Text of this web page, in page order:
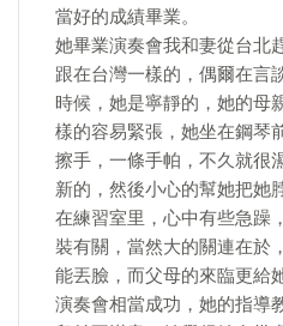
當好的成績畢業。
她畢業演奏會我和妻從台北
跟在台灣一樣的，偶爾在言
時候，她是寧靜的，她的母
樣的容易緊張，她坐在鋼琴
擦手，一條手帕，不久就很
新的，然後小心的幫她把她
在練習室里，心中有些急躁
裝有關，當然大的關連在於
能丟臉，而父母的來臨更給
演奏會相當成功，她的指導